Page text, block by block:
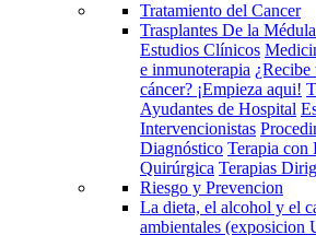
Tratamiento del Cancer
Trasplantes De la Médula
Estudios Clínicos
e inmunoterapia ¿Recibe
cáncer? ¡Empieza aqui!
Ayudantes de Hospital
Intervencionistas
Diagnóstico Terapia con
Quirúrgica Terapias
Riesgo y Prevencion
La dieta, el alcohol y el
ambientales (exposicion